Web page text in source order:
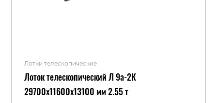
Лотки телескопические
Лоток телескопический Л 9а-2К
29700x11600x13100 мм 2.55 т